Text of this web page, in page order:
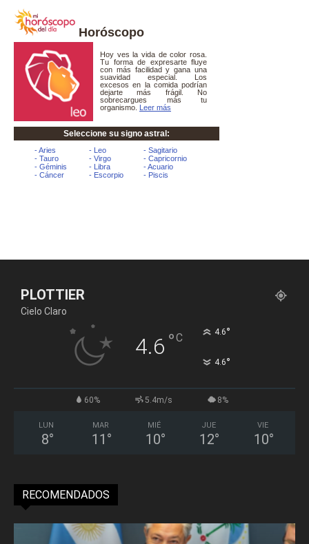
Horóscopo
PLOTTIER
Cielo Claro
4.6 °C 4.6°
4.6°
60% 5.4m/s 8%
LUN
8°
MAR
11 °
MIÉ
10°
JUE
12°
VIE
10°
RECOMENDADOS